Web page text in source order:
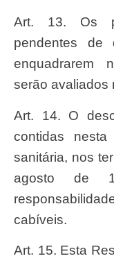
Art. 13. Os pedidos já protocolados e
pendentes de
enquadrarem
serão avaliados
Art. 14. O descumprimento das disposições
contidas nesta
sanitária, nos
agosto de
cabíveis.
Art. 15. Esta Resolução tem validade até 31 de